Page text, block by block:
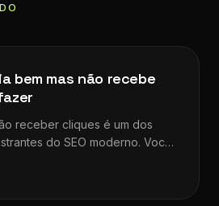
bem mas não recebe
receber cliques é um dos
do SEO moderno. Você